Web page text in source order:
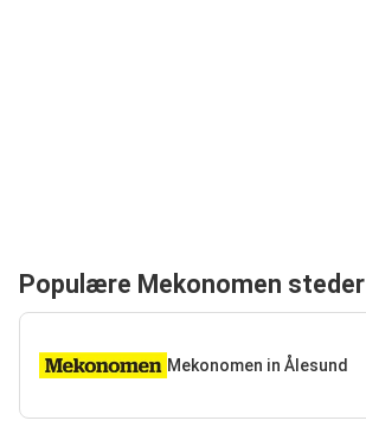
Populære Mekonomen steder
Mekonomen in Ålesund